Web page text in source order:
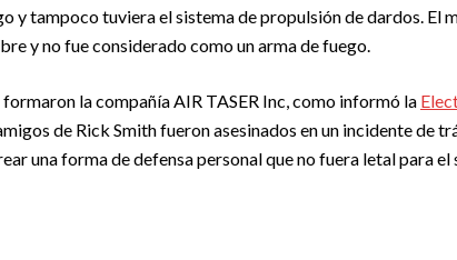
y tampoco tuviera el sistema de propulsión de dardos. El
y no fue considerado como un arma de fuego.
la compañía AIR TASER Inc, como informó la
de Rick Smith fueron asesinados en un incidente de
una forma de defensa personal que no fuera letal para el